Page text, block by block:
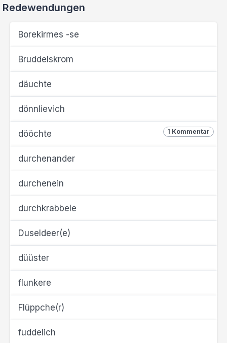
Redewendungen
Borekirmes -se
Bruddelskrom
däuchte
dönnlievich
1 Kommentar
dööchte
durchenander
durchenein
durchkrabbele
Duseldeer(e)
düüster
flunkere
Flüppche(r)
fuddelich